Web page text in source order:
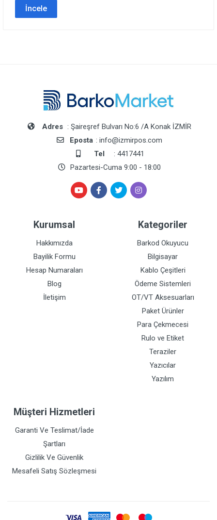
İncele
Adres : Şaireşref Bulvarı No:6 /A Konak İZMİR
Eposta : info@izmirpos.com
Tel
: 4417441
Pazartesi-Cuma 9:00 - 18:00
Kurumsal
Hakkımızda
Bayilik Formu
Hesap Numaraları
Blog
İletişim
Kategoriler
Barkod Okuyucu
Bilgisayar
Kablo Çeşitleri
Ödeme Sistemleri
OT/VT Aksesuarları
Paket Ürünler
Para Çekmecesi
Rulo ve Etiket
Teraziler
Yazıcılar
Yazılım
Müşteri Hizmetleri
Garanti Ve Teslimat/İade
Şartları
Gizlilik Ve Güvenlik
Mesafeli Satış Sözleşmesi